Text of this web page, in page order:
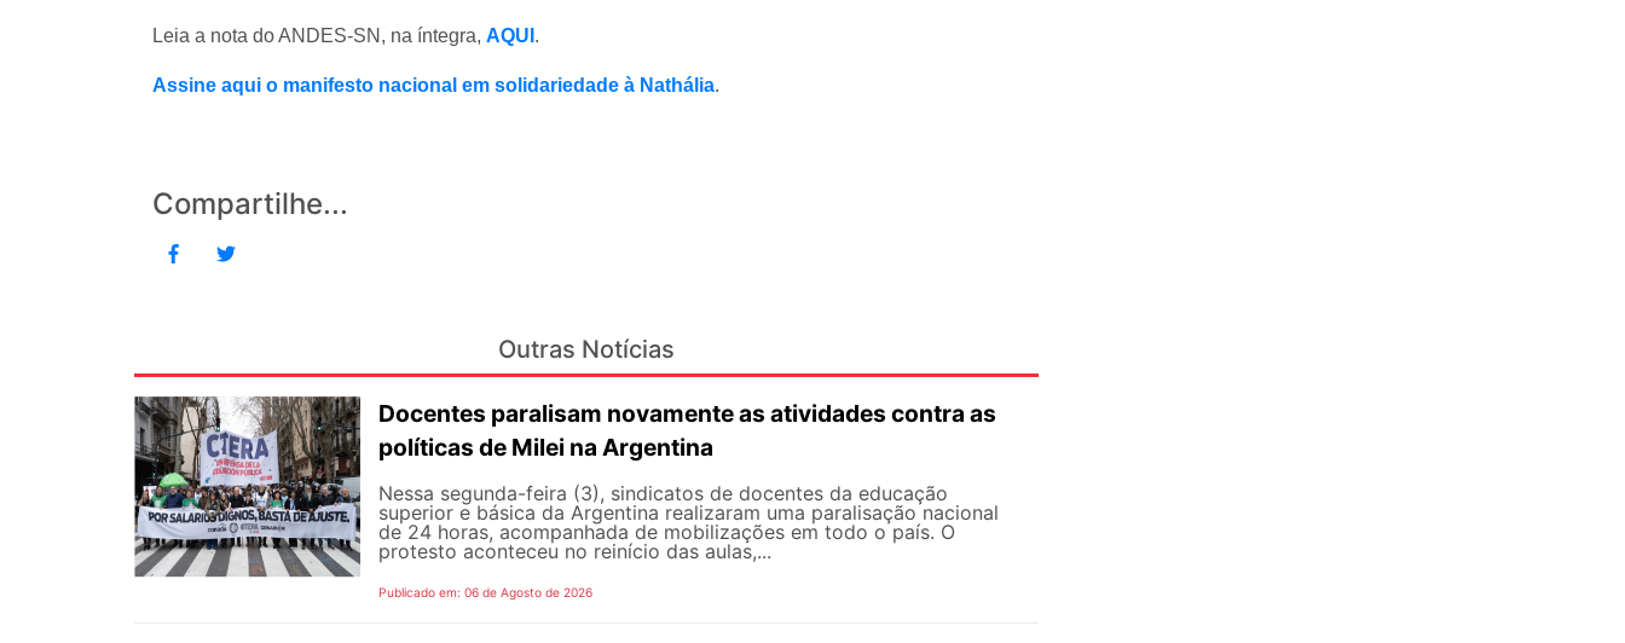
Leia a nota do ANDES-SN, na íntegra, AQUI .
Assine aqui o manifesto nacional em solidariedade à Nathália.
Compartilhe...
Outras Notícias
Docentes paralisam novamente as atividades contra as
políticas de Milei na Argentina
Nessa segunda-feira (3), sindicatos de docentes da educação
superior e básica da Argentina realizaram uma paralisação nacional
de 24 horas, acompanhada de mobilizações em todo o país. O
protesto aconteceu no reinício das aulas,...
Publicado em: 06 de Agosto de 2026